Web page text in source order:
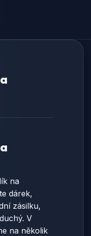
na
dárek,
zásilku,
V
na několik